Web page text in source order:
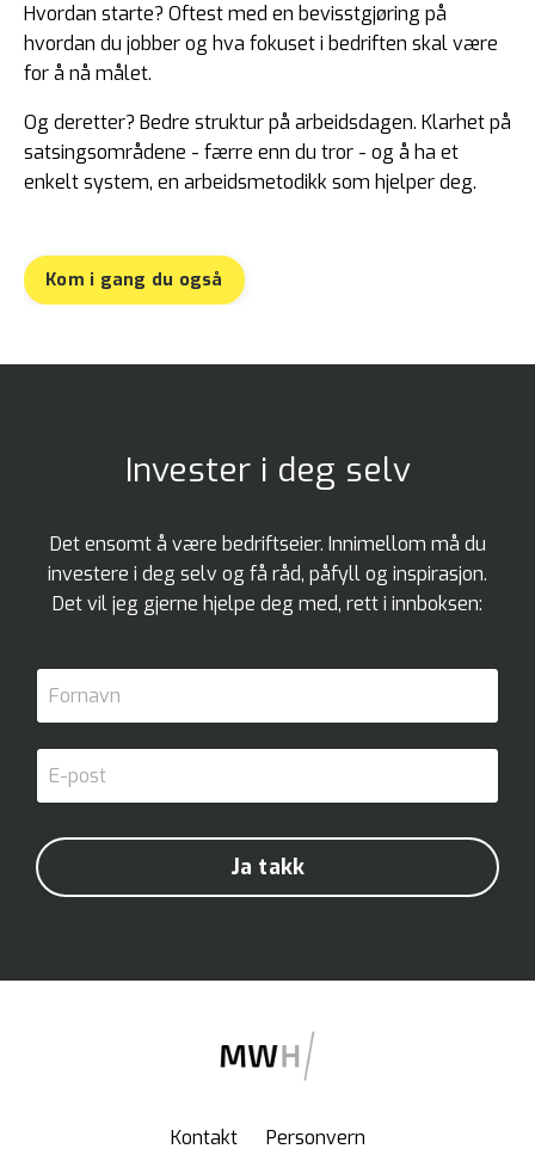
Hvordan starte? Oftest med en bevisstgjøring på
hvordan du jobber og hva fokuset i bedriften skal være
for å nå målet.
Og deretter? Bedre struktur på arbeidsdagen. Klarhet på
satsingsområdene - færre enn du tror - og å ha et
enkelt system, en arbeidsmetodikk som hjelper deg.
Kom i gang du også
Invester i deg selv
Det ensomt å være bedriftseier. Innimellom må du
investere i deg selv og få råd, påfyll og inspirasjon.
Det vil jeg gjerne hjelpe deg med, rett i innboksen:
Ja takk
Kontakt Personvern